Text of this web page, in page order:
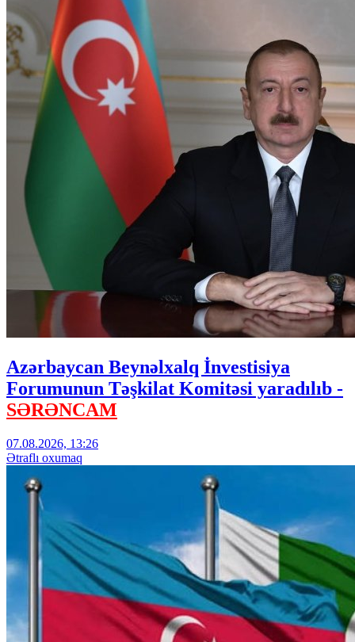
Azərbaycan Beynəlxalq İnvestisiya
Forumunun Təşkilat Komitəsi yaradılıb -
SƏRƏNCAM
07.08.2026, 13:26
Ətraflı oxumaq